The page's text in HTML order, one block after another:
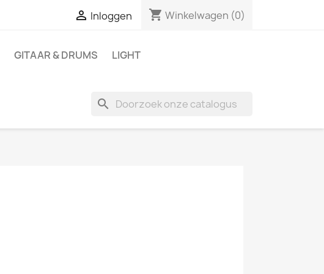
 Inloggen shopping_cart Winkelwagen (0)
GITAAR & DRUMS
LIGHT
search